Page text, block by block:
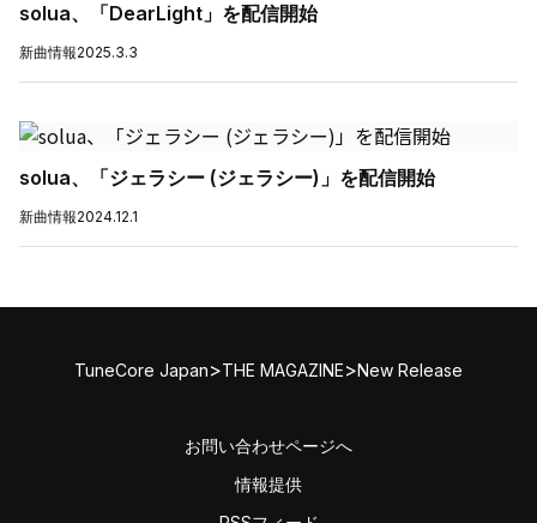
solua、「DearLight」を配信開始
新曲情報2025.3.3
solua、「ジェラシー (ジェラシー)」を配信開始
新曲情報2024.12.1
TuneCore Japan>THE MAGAZINE>New Release
お問い合わせページへ
情報提供